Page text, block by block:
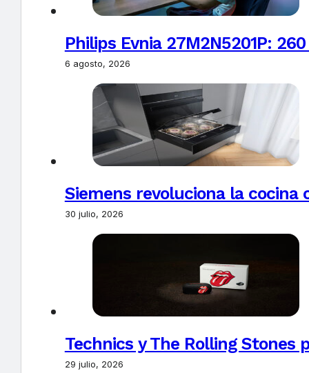
Philips Evnia 27M2N5201P:
6 agosto, 2026
Siemens revoluciona la
30 julio, 2026
Technics y The Rolling Stones
29 julio, 2026